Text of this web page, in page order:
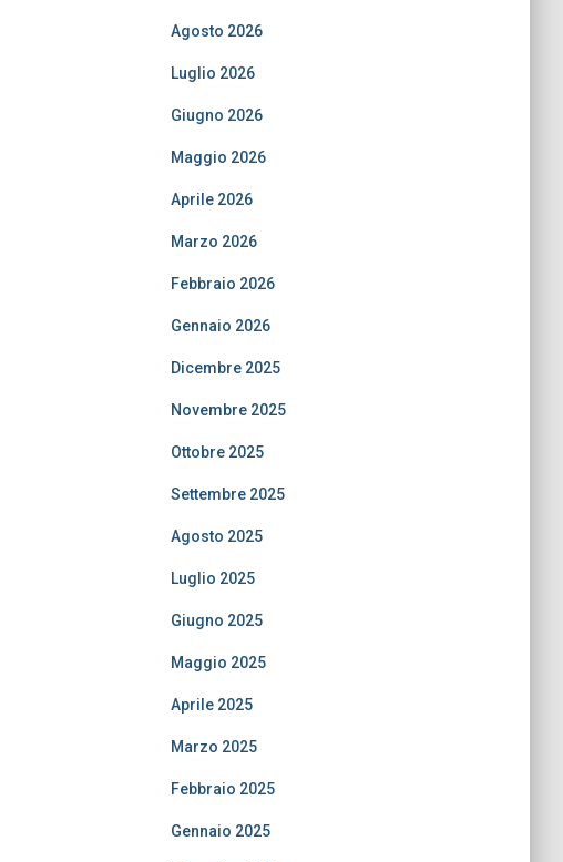
Agosto 2026
Luglio 2026
Giugno 2026
Maggio 2026
Aprile 2026
Marzo 2026
Febbraio 2026
Gennaio 2026
Dicembre 2025
Novembre 2025
Ottobre 2025
Settembre 2025
Agosto 2025
Luglio 2025
Giugno 2025
Maggio 2025
Aprile 2025
Marzo 2025
Febbraio 2025
Gennaio 2025